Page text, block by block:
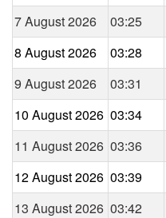
7 August 2026
03:25
8 August 2026
03:28
9 August 2026
03:31
10 August 2026 03:34
11 August 2026 03:36
12 August 2026 03:39
13 August 2026 03:42